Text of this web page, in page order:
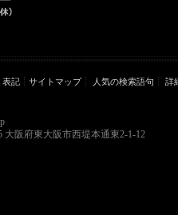
表記 サイトマップ 人気の検索語句 詳
大阪府東大阪市西堤本通東2-1-12